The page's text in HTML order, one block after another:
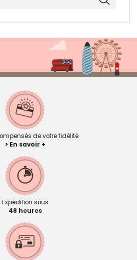
de votre fidélité
> En savoir +
Expédition sous
48 heures